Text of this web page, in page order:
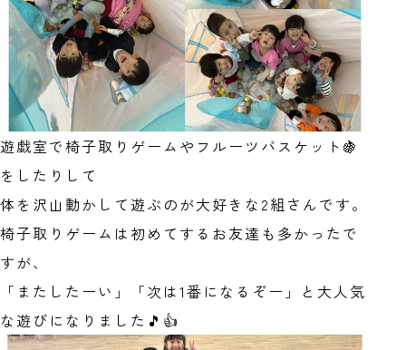
遊戯室で椅子取りゲームやフルーツバスケット🍇
をしたりして
体を沢山動かして遊ぶのが大好きな2組さんです。
椅子取りゲームは初めてするお友達も多かったで
すが、
「またしたーい」「次は1番になるぞー」と大人気
な遊びになりました🎵👍